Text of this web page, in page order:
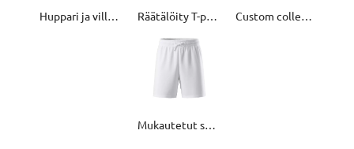
Huppari ja villapaita Räätälöity T-paita Custom collegehousut
Mukautetut shortsit